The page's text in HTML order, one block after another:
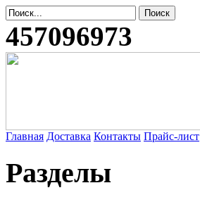
457096973
Главная Доставка Контакты Прайс-лист
Разделы